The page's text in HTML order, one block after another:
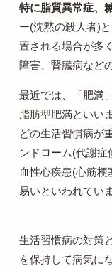
特に脂質異常症、
ー(沈黙の殺人者)
置される場合が多
障害、腎臓病など
最近では、「肥満
脂肪型肥満といい
どの生活習慣病が
ンドローム(代謝症
血性心疾患(心筋梗
易いといわれてい
生活習慣病の対策
を保持して病気に